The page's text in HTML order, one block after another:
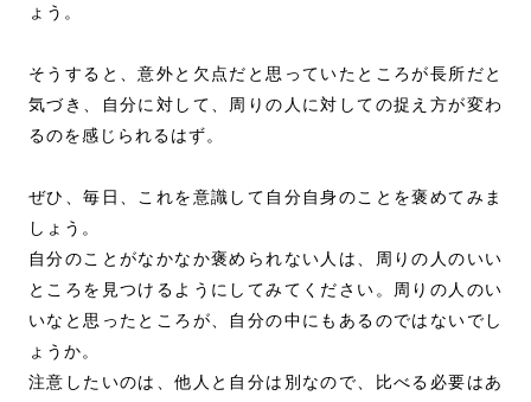
ょう。
そうすると、意外と欠点だと思っていたところが長所だと
気づき、自分に対して、周りの人に対しての捉え方が変わ
るのを感じられるはず。
ぜひ、毎日、これを意識して自分自身のことを褒めてみま
しょう。
自分のことがなかなか褒められない人は、周りの人のいい
ところを見つけるようにしてみてください。周りの人のい
いなと思ったところが、自分の中にもあるのではないでし
ょうか。
注意したいのは、他人と自分は別なので、比べる必要はあ